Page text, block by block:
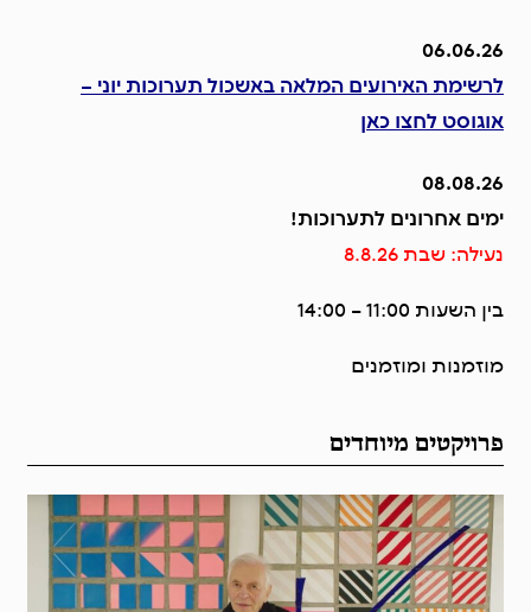
פרויקטים מיוחדים
לרשימת האירועים המלאה באשכול תערוכות יוני –
אוגוסטלחצו כאן
ימים אחרונים לתערוכות!
נעילה: שבת 8.8.26
06.06.26
לרשימת האירועים המלאה באשכול תערוכות יוני –
אוגוסטלחצו כאן